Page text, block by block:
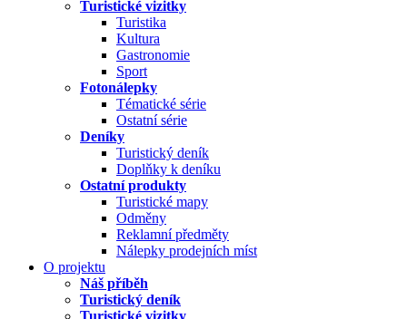
Turistické vizitky
Turistika
Kultura
Gastronomie
Sport
Fotonálepky
Tématické série
Ostatní série
Deníky
Turistický deník
Doplňky k deníku
Ostatní produkty
Turistické mapy
Odměny
Reklamní předměty
Nálepky prodejních míst
O projektu
Náš příběh
Turistický deník
Turistické vizitky